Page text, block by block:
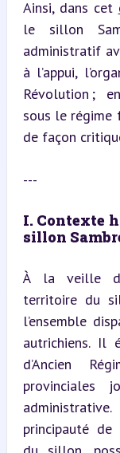
Ainsi, dans cet
le sillon
administratif
à l’appui,
Révolution ;
sous le régime
de façon
---
I. Contexte
sillon
À la veille
territoire du
l’ensemble
autrichiens. Il
d’Ancien
provinciales
principauté de